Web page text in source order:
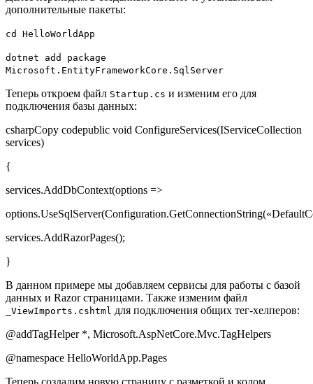
дополнительные пакеты:
cd HelloWorldApp
dotnet add package
Microsoft.EntityFrameworkCore.SqlServer
Теперь откроем файл Startup.cs и изменим его для
подключения базы данных:
csharpCopy codepublic void ConfigureServices(IServiceCollection
services)
{
services.AddDbContext(options =>
services.AddRazorPages();
}
В данном примере мы добавляем сервисы для работы с базой
данных и Razor страницами. Также изменим файл
_ViewImports.cshtml для подключения общих тег-хелперов:
@addTagHelper *, Microsoft.AspNetCore.Mvc.TagHelpers
@namespace HelloWorldApp.Pages